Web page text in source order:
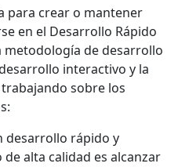
para crear o mantener
en el Desarrollo Rápido
metodología de desarrollo
interactivo y la
sobre los
desarrollo rápido y
alta calidad es alcanzar